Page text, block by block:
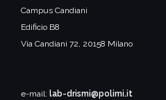
Campus Candiani
Edificio B8
Via Candiani 72, 20158 Milano
e-mail: lab-drismi@polimi.it